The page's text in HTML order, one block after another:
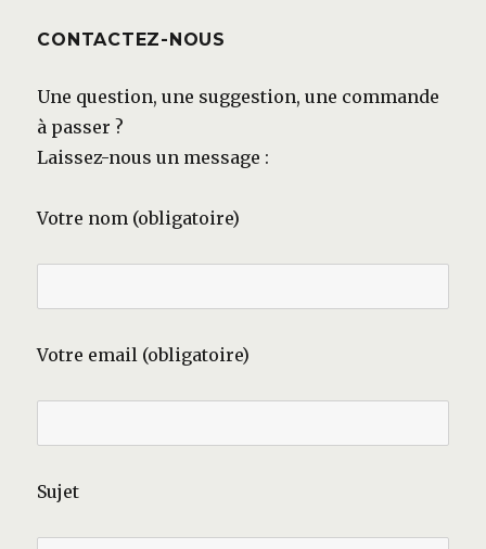
CONTACTEZ-NOUS
Une question, une suggestion, une commande
à passer ?
Laissez-nous un message :
Votre nom (obligatoire)
Votre email (obligatoire)
Sujet